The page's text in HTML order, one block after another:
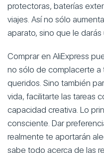
protectoras, baterías
viajes. Así no sólo
aparato, sino que le
Comprar en AliExpress
no sólo de complacerte a
queridos. Sino también
vida, facilitarte las tareas
capacidad creativa. Lo
consciente. Dar
realmente te aportarán
sabe todo acerca de las